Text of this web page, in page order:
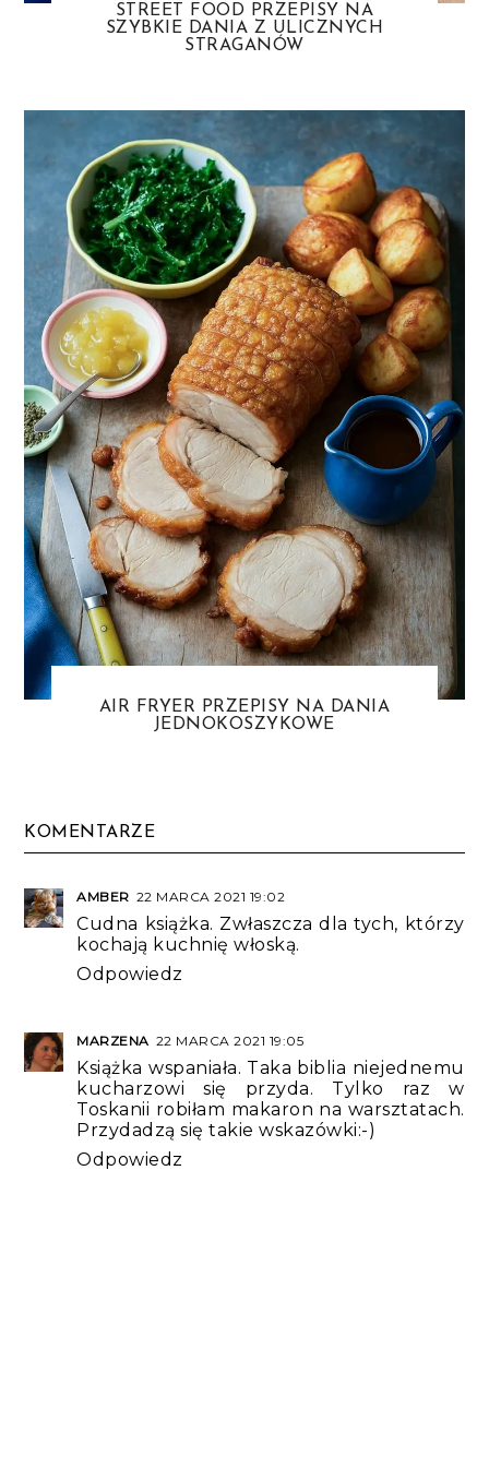
STREET FOOD PRZEPISY NA
SZYBKIE DANIA Z ULICZNYCH
STRAGANÓW
AIR FRYER PRZEPISY NA DANIA
JEDNOKOSZYKOWE
KOMENTARZE
AMBER 22 MARCA 2021 19:02
Cudna książka. Zwłaszcza dla tych, którzy
kochają kuchnię włoską.
Odpowiedz
MARZENA 22 MARCA 2021 19:05
Książka wspaniała. Taka biblia niejednemu
kucharzowi się przyda. Tylko raz w
Toskanii robiłam makaron na warsztatach.
Przydadzą się takie wskazówki:-)
Odpowiedz